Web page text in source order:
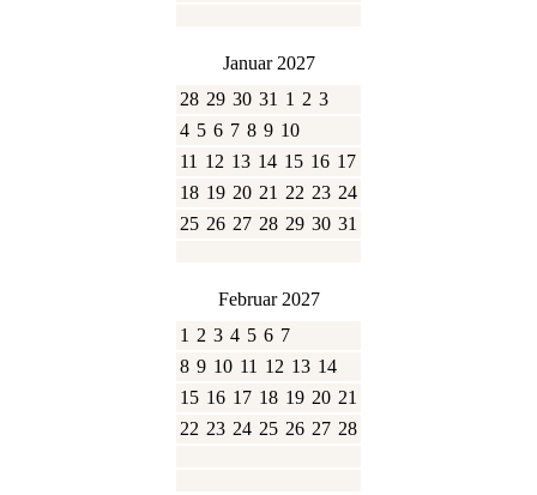
Januar 2027
28 29 30 31 1 2 3
4 5 6 7 8 9 10
11 12 13 14 15 16 17
18 19 20 21 22 23 24
25 26 27 28 29 30 31
Februar 2027
1 2 3 4 5 6 7
8 9 10 11 12 13 14
15 16 17 18 19 20 21
22 23 24 25 26 27 28